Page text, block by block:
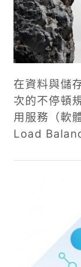
在資料與儲
次的不停頓
用服務（軟
Load